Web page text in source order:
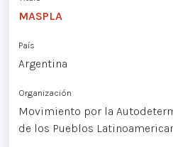
MASPLA
País
Argentina
Organización
Movimiento por la
de los Pueblos